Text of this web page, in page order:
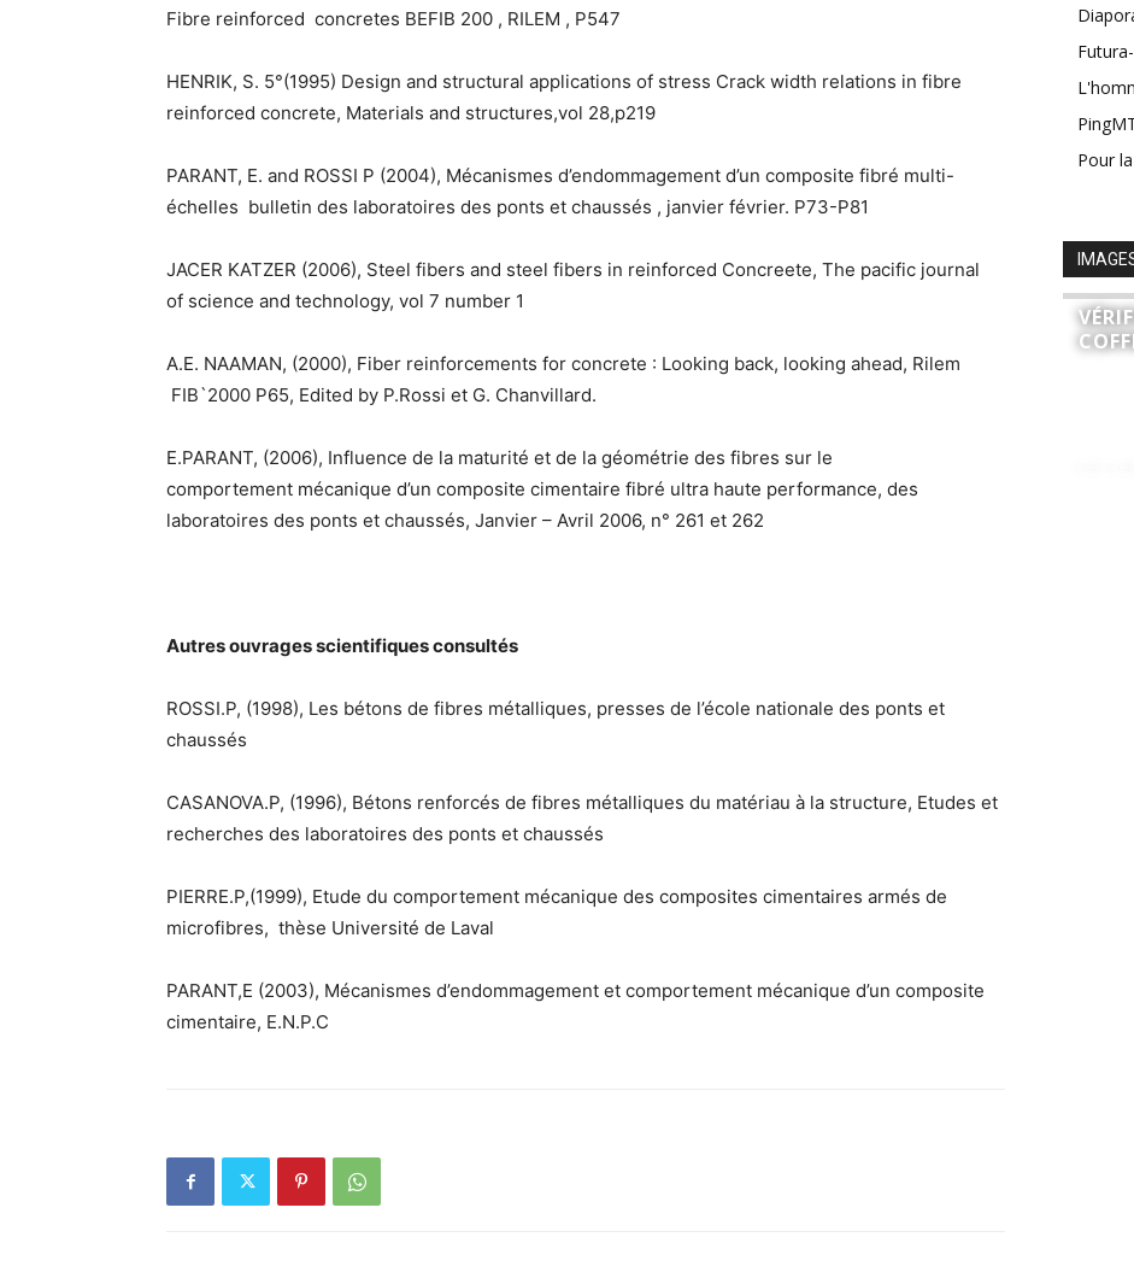
Fibre reinforced concretes BEFIB 200 , RILEM , P547
HENRIK, S. 5°(1995) Design and structural applications of stress Crack width relations in fibre
reinforced concrete, Materials and structures,vol 28,p219
PARANT, E. and ROSSI P (2004), Mécanismes d’endommagement d’un composite fibré multi-
échelles bulletin des laboratoires des ponts et chaussés , janvier février. P73-P81
JACER KATZER (2006), Steel fibers and steel fibers in reinforced Concreete, The pacific journal
of science and technology, vol 7 number 1
A.E. NAAMAN, (2000), Fiber reinforcements for concrete : Looking back, looking ahead, Rilem
FIB`2000 P65, Edited by P.Rossi et G. Chanvillard.
E.PARANT, (2006), Influence de la maturité et de la géométrie des fibres sur le
comportement mécanique d’un composite cimentaire fibré ultra haute performance, des
laboratoires des ponts et chaussés, Janvier – Avril 2006, n° 261 et 262
Autres ouvrages scientifiques consultés
ROSSI.P, (1998), Les bétons de fibres métalliques, presses de l’école nationale des ponts et
chaussés
CASANOVA.P, (1996), Bétons renforcés de fibres métalliques du matériau à la structure, Etudes et
recherches des laboratoires des ponts et chaussés
PIERRE.P,(1999), Etude du comportement mécanique des composites cimentaires armés de
microfibres, thèse Université de Laval
PARANT,E (2003), Mécanismes d’endommagement et comportement mécanique d’un composite
cimentaire, E.N.P.C
Pour